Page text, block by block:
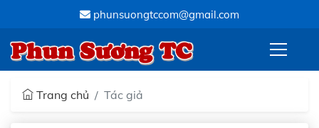
phunsuongtccom@gmail.com
Phun Sương TC
Trang chủ Tác giả